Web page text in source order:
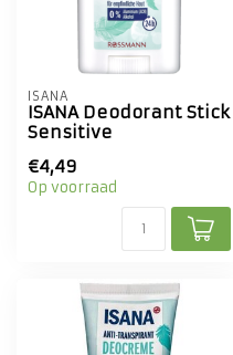
ISANA
ISANA Deodorant Stick
Sensitive
€4,49
Op voorraad